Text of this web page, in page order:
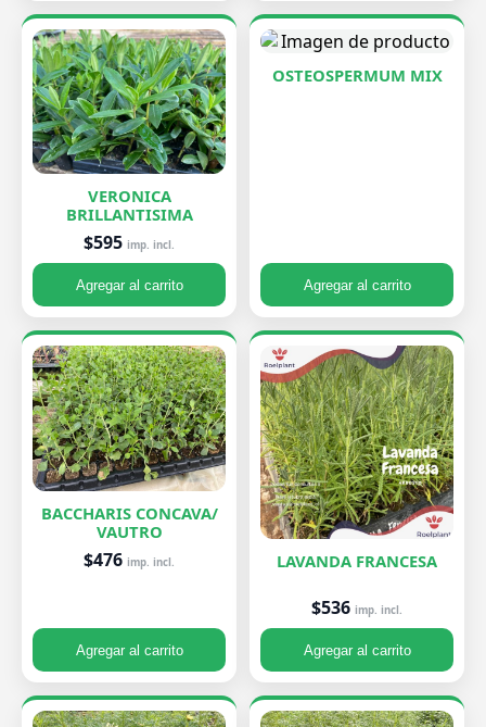
VERONICA
BRILLANTISIMA
$595 imp. incl.
Agregar al carrito
OSTEOSPERMUM MIX
Agregar al carrito
BACCHARIS CONCAVA/
VAUTRO
$476 imp. incl.
Agregar al carrito
LAVANDA FRANCESA
$536 imp. incl.
Agregar al carrito